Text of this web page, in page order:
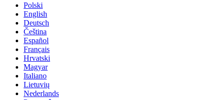
Polski
English
Deutsch
Čeština
Español
Français
Hrvatski
Magyar
Italiano
Lietuvių
Nederlands